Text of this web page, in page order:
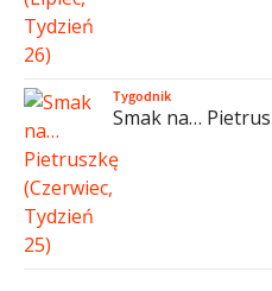
Tygodnik
Smak na…